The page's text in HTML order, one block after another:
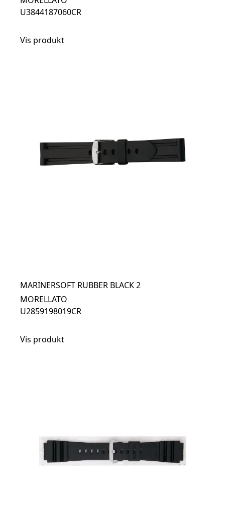
U3844187060CR
Vis produkt
MARINERSOFT RUBBER BLACK 2
MORELLATO
U2859198019CR
Vis produkt